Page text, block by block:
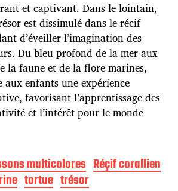
et captivant. Dans le lointain,
est dissimulé dans le récif
d’éveiller l’imagination des
Du bleu profond de la mer aux
la faune et de la flore marines,
aux enfants une expérience
favorisant l’apprentissage des
et l’intérêt pour le monde
multicolores Réçif corallien
tortue trésor